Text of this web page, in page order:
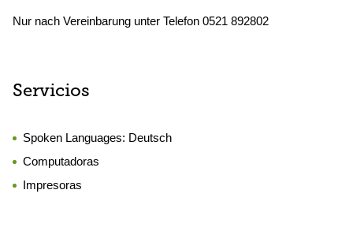
Nur nach Vereinbarung unter Telefon 0521 892802
Servicios
Spoken Languages: Deutsch
Computadoras
Impresoras